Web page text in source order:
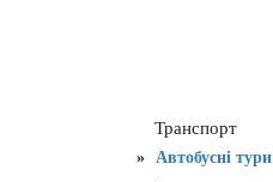
Транспорт
Автобусні тури